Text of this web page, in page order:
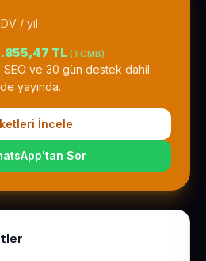
/ yıl
TL (TCMB)
SEO ve 30 gün destek dahil.
yayında.
İncele
Sor